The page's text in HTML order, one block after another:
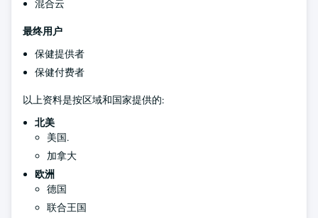
混合云
最终用户
保健提供者
保健付费者
以上资料是按区域和国家提供的:
北美
美国.
加拿大
欧洲
德国
联合王国